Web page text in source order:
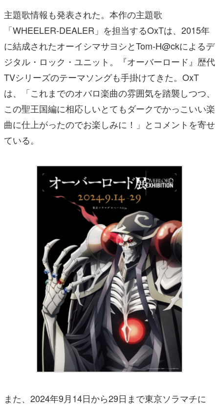
主題歌情報も発表された。本作の主題歌
「WHEELER-DEALER」を担当するOxTは、2015年
に結成されたオーイシマサヨシとTom-H@ckによるデ
ジタル・ロック・ユニット。『オーバーロード』歴代
TVシリーズのテーマソングも手掛けてきた。OxT
は、「これまでのオバロ楽曲の雰囲気を踏襲しつつ、
この聖王国編に相応しいとてもダークでかっこいい楽
曲に仕上がったのでお楽しみに！」とコメントを寄せ
ている。
また、2024年9月14日から29日まで東京ソラマチに